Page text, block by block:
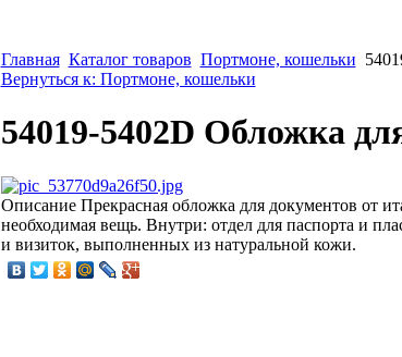
Главная Каталог товаров Портмоне, кошельки
Вернуться к: Портмоне, кошельки
54019-5402D Обложка
ОписаниеПрекрасная обложка для документов от
необходимая вещь. Внутри: отдел для паспорта и
и визиток, выполненных из натуральной кожи.